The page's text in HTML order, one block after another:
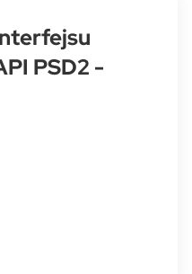
PSD2 -